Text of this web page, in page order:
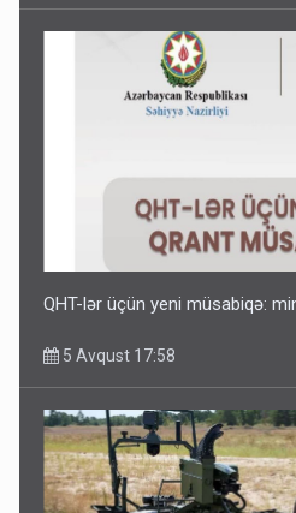
QHT-lər üçün yeni müsabiqə:
5 Avqust 17:58